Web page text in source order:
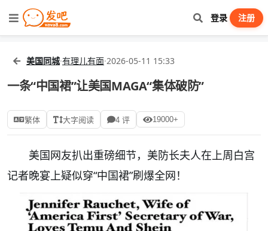
登录 注册
美国同城·有理儿有面·2026-05-11 15:33
一条“中国裙”让美国MAGA“集体破防”
繁体 大字阅读 4 评 19000+
美国网友扒出重磅细节，美防长夫人在上周白宫
记者晚宴上疑似穿“中国裙”刷爆全网！